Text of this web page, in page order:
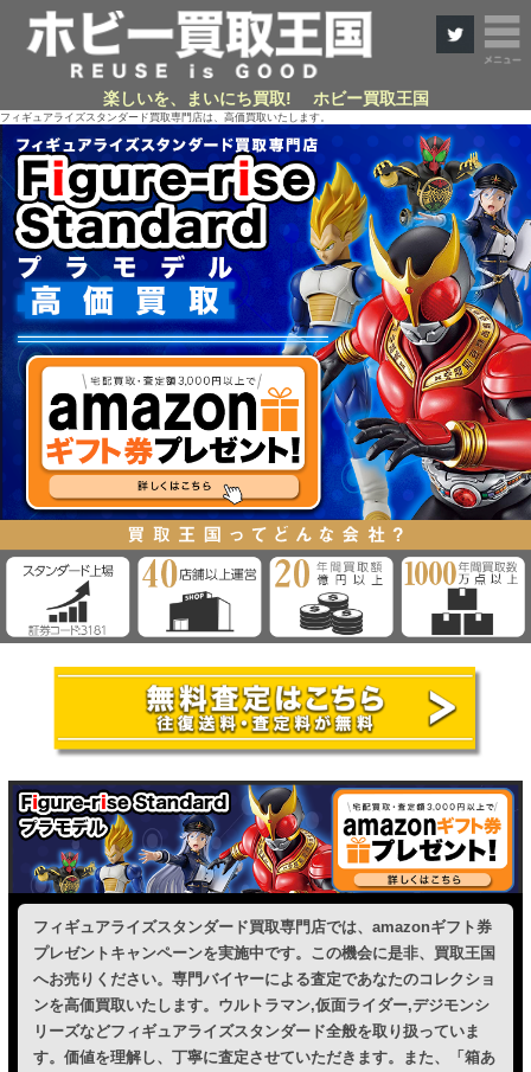
楽しいを、まいにち買取! ホビー買取王国
フィギュアライズスタンダード買取専門店は、高価買取いたします。
フィギュアライズスタンダード買取専門店では、amazonギフト券
プレゼントキャンペーンを実施中です。この機会に是非、買取王国
へお売りください。専門バイヤーによる査定であなたのコレクショ
ンを高価買取いたします。ウルトラマン,仮面ライダー,デジモンシ
リーズなどフィギュアライズスタンダード全般を取り扱っていま
す。価値を理解し、丁寧に査定させていただきます。また、「箱あ